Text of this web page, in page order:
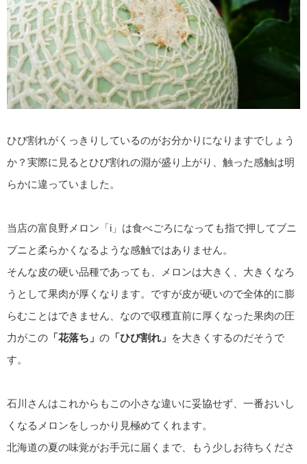
ひび割れがくっきりしているのがお分かりになりますでしょう
か？実際に見るとひび割れの淵が盛り上がり、触った感触は明
らかに違っていました。
当店の富良野メロン「i」は食べごろになっても指で押してブニ
ブニと柔らかくなるような感触ではありません。
そんな皮の硬い品種であっても、メロンは大きく、大きくなろ
うとして果肉が厚くなります。ですが皮が硬いので全体的に膨
らむことはできません、なので収穫直前に厚くなった果肉の圧
力がこの 「花落ち」 の 「ひび割れ」 を大きくするのだそうで
す。
石川さんはこれからもこの小さな違いに妥協せず、一番おいし
くなるメロンをしっかり見極めてくれます。
北海道の夏の味覚がお手元に届くまで、もう少しお待ちくださ